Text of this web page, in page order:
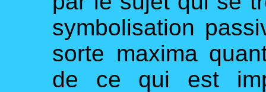
symbolisation
sorte maxima
de ce qui est